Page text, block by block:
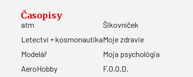
Časopisy
atm
Letectví + kosmonautika
Modelář
AeroHobby
Šikovníček
Moje zdravie
Moja psychológia
F.O.O.D.